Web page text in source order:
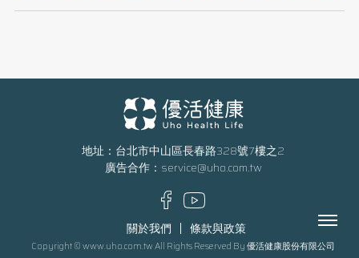
地址：台北市中山區長春路328號7樓之2
廣告合作： service@uho.com.tw
關於我們 條款與政策
Copyright © www.uho.com.tw All Rights Reserved By 優活健康股份有限公司
Menu